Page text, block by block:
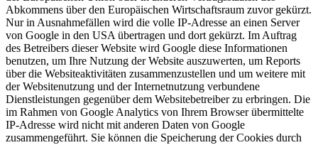
Abkommens über den Europäischen Wirtschaftsraum zuvor gekürzt.
Nur in Ausnahmefällen wird die volle IP-Adresse an einen Server
von Google in den USA übertragen und dort gekürzt. Im Auftrag
des Betreibers dieser Website wird Google diese Informationen
benutzen, um Ihre Nutzung der Website auszuwerten, um Reports
über die Websiteaktivitäten zusammenzustellen und um weitere mit
der Websitenutzung und der Internetnutzung verbundene
Dienstleistungen gegenüber dem Websitebetreiber zu erbringen. Die
im Rahmen von Google Analytics von Ihrem Browser übermittelte
IP-Adresse wird nicht mit anderen Daten von Google
zusammengeführt. Sie können die Speicherung der Cookies durch